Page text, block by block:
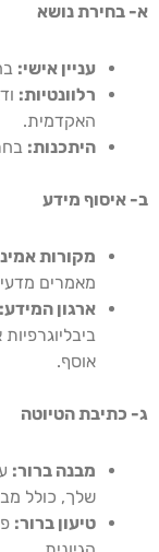
א- בחירת נושא
עניין אישי:
רלוונטיות:
האקדמית.
היתכנות:
ב- איסוף מידע
מקורות
מאמרים
ארגון המידע:
אוסף.
ג- כתיבת הטיוטה
מבנה ברור:
שלך, כולל
טיעון ברור: